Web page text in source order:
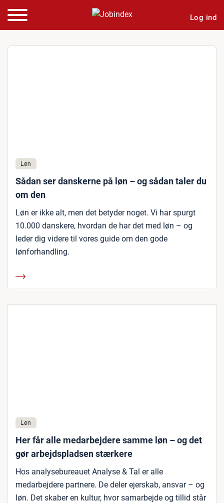
Log ind
Løn
Sådan ser danskerne på løn – og sådan taler du
om den
Løn er ikke alt, men det betyder noget. Vi har spurgt
10.000 danskere, hvordan de har det med løn – og
leder dig videre til vores guide om den gode
lønforhandling.
Løn
Her får alle medarbejdere samme løn – og det
gør arbejdspladsen stærkere
Hos analysebureauet Analyse & Tal er alle
medarbejdere partnere. De deler ejerskab, ansvar – og
løn. Det skaber en kultur, hvor samarbejde og tillid står